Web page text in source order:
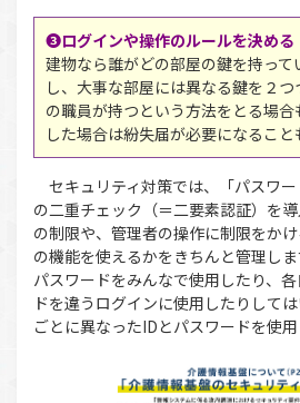
❸ログインや操作のルールを決める
建物なら誰がどの部屋の鍵を持っ
し、大事な部屋には異なる鍵を２
の職員が持つという方法をとる場合
した場合は紛失届が必要になること
セキュリティ対策では、「パスワ
の二重チェック（＝二要素認証）を
の制限や、管理者の操作に制限をか
の機能を使えるかをきちんと管理し
パスワードをみんなで使用したり、
ドを違うログインに使用したりして
ごとに異なったIDとパスワードを使用